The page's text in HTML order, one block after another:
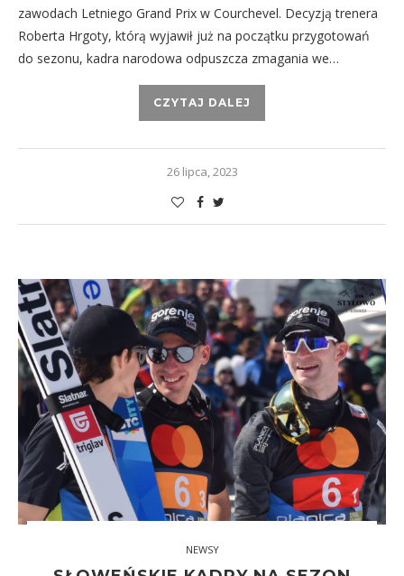
zawodach Letniego Grand Prix w Courchevel. Decyzją trenera
Roberta Hrgoty, którą wyjawił już na początku przygotowań
do sezonu, kadra narodowa odpuszcza zmagania we…
CZYTAJ DALEJ
26 lipca, 2023
NEWSY